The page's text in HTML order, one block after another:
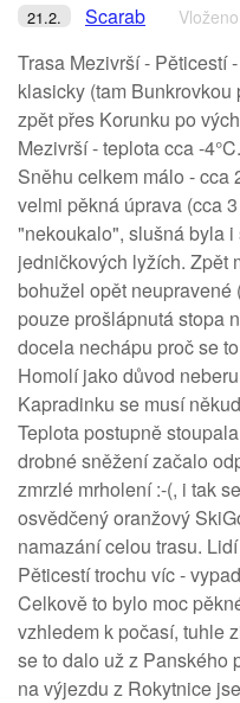
21.2. Scarab
Trasa Mezivrší - Pěticestí
klasicky (tam
zpět přes Korunku po
Mezivrší - teplota cca -4°C.
Sněhu celkem málo - cca
velmi pěkná úprava (cca
"nekoukalo", slušná byla
jedničkových lyžích. Zpět
bohužel opět
pouze prošlápnutá stopa
docela nechápu proč se
Homolí jako důvod
Kapradinku se musí
Teplota postupně
drobné sněžení začalo
zmrzlé mrholení :-(, i tak
osvědčený oranžový
namazání celou trasu.
Pěticestí trochu víc -
Celkově to bylo moc
vzhledem k počasí, tuhle
se to dalo už z Panského
na výjezdu z Rokytnice